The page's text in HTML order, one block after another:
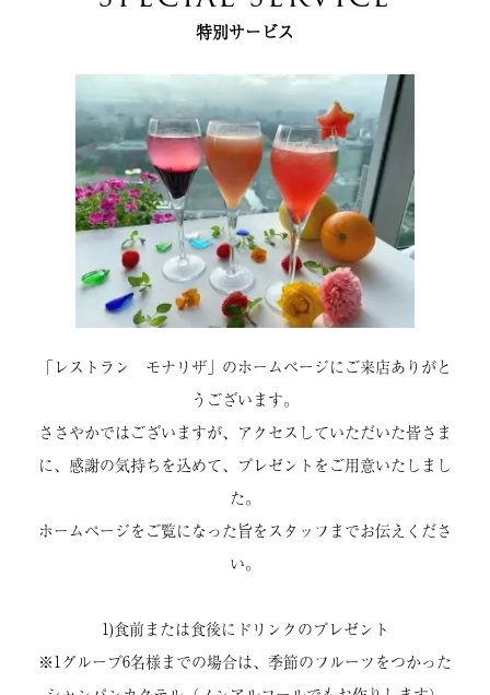
特別サービス
「レストラン モナリザ」のホームページにご来店ありがと
うございます。
ささやかではございますが、アクセスしていただいた皆さま
に、感謝の気持ちを込めて、プレゼントをご用意いたしまし
た。
ホームページをご覧になった旨をスタッフまでお伝えくださ
い。
1)食前または食後にドリンクのプレゼント
※1グループ6名様までの場合は、季節のフルーツをつかった